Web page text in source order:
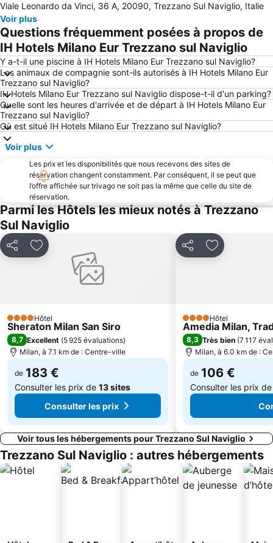
Fiera Milano - Rho
Duomo Metro Station
Centrale Metro Station
Lampugnano
Théâtre de La Scala
San Siro Stadio Metro Station
Porta Venezia
Portello Metro Station
Lampugnano Metro Station
Stade Guiseppe Meazza
Porta Garibaldi
Milano Santa Giulia
Lago di Varese
Mediolanum Forum
San Siro Ippodromo Metro Station
Navigli District
Centro Commerciale Il Centro
Corso Buenos Aires
Chartreuse de Pavie
Milano Certosa
Galerie Victor Emmanuel II
TermeMilano
Minitalia Leolandia Park
Assago Milanofiori Forum Metro Station
Rho Fiera Metro Station
Bicocca
Foire de Milan-Ville
Cadorna – Triennale Metro Station
Ospedale San Raffaele
Garibaldi Metro Station
Viale Leonardo da Vinci, 36 A, 20090, Trezzano Sul Naviglio, Italie
Voir plus
Questions fréquemment posées à propos de
IH Hotels Milano Eur Trezzano sul Naviglio
Y a-t-il une piscine à IH Hotels Milano Eur Trezzano sul Naviglio?
Les animaux de compagnie sont-ils autorisés à IH Hotels Milano Eur
Trezzano sul Naviglio?
IH Hotels Milano Eur Trezzano sul Naviglio dispose-t-il d'un parking?
Quelle sont les heures d'arrivée et de départ à IH Hotels Milano Eur
Trezzano sul Naviglio?
Où est situé IH Hotels Milano Eur Trezzano sul Naviglio?
Voir plus
Les prix et les disponibilités que nous recevons des sites de
réservation changent constamment. Par conséquent, il se peut que
l’offre affichée sur trivago ne soit pas la même que celle du site de
réservation.
Parmi les Hôtels les mieux notés à Trezzano
Sul Naviglio
PartagerAjouter à mes favoris
4 ÉtoilesHôtel
Sheraton Milan San Siro
8,7 Excellent (5 925 évaluations)
Milan, à 7.1 km de : Centre-ville
de 183 €
Consulter les prix de 13 sites
Consulter les prix
PartagerAjouter à
4 ÉtoilesHôtel
Amedia Milan,
8,3 Très bien (7 117
Milan, à 6.0 km de :
de 106 €
Consulter les prix
Voir tous les hébergements pour Trezzano Sul Naviglio
Trezzano Sul Naviglio : autres hébergements